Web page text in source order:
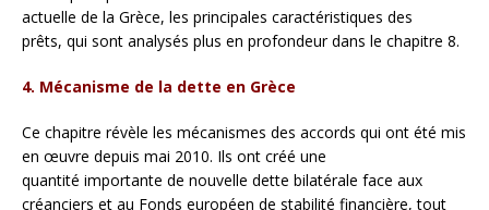
actuelle de la Grèce, les principales caractéristiques des
prêts, qui sont analysés plus en profondeur dans le chapitre 8.
4. Mécanisme de la dette en Grèce
Ce chapitre révèle les mécanismes des accords qui ont été mis
en œuvre depuis mai 2010. Ils ont créé une
quantité importante de nouvelle dette bilatérale face aux
créanciers et au Fonds européen de stabilité financière, tout